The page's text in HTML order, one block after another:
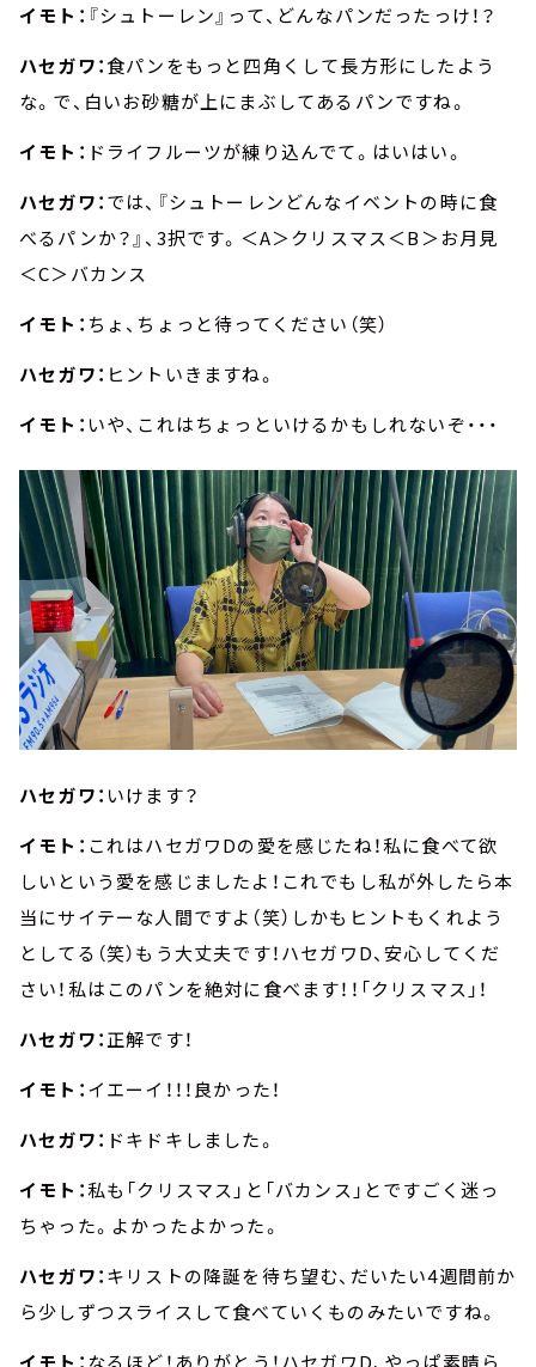
イモト： 『シュトーレン』って、どんなパンだったっけ！？
ハセガワ：食パンをもっと四角くして長方形にしたよう
な。で、白いお砂糖が上にまぶしてあるパンですね。
イモト： ドライフルーツが練り込んでて。はいはい。
ハセガワ：では、『シュトーレンどんなイベントの時に食
べるパンか？』、3択です。＜A＞クリスマス＜B＞お月見
＜C＞バカンス
イモト： ちょ、ちょっと待ってください（笑）
ハセガワ： ヒントいきますね。
イモト： いや、これはちょっといけるかもしれないぞ・・・
ハセガワ： いけます？
イモト： これはハセガワDの愛を感じたね！私に食べて欲
しいという愛を感じましたよ！これでもし私が外したら本
当にサイテーな人間ですよ（笑）しかもヒントもくれよう
としてる（笑）もう大丈夫です！ハセガワD、安心してくだ
さい！私はこのパンを絶対に食べます！！「クリスマス」！
ハセガワ：正解です！
イモト：イエーイ！！！良かった！
ハセガワ： ドキドキしました。
イモト：私も「クリスマス」と「バカンス」とですごく迷っ
ちゃった。よかったよかった。
ハセガワ：キリストの降誕を待ち望む、だいたい4週間前か
ら少しずつスライスして食べていくものみたいですね。
イモト： なるほど！ありがとう！ハセガワD、やっぱ素晴ら